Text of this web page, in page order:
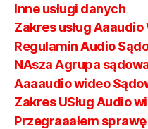
Inne usługi danych
Zakres usług
Regulamin Audio
NAsza Agrupa
Aaaaudio wideo
Zakres USług Audio
Przegraaałem